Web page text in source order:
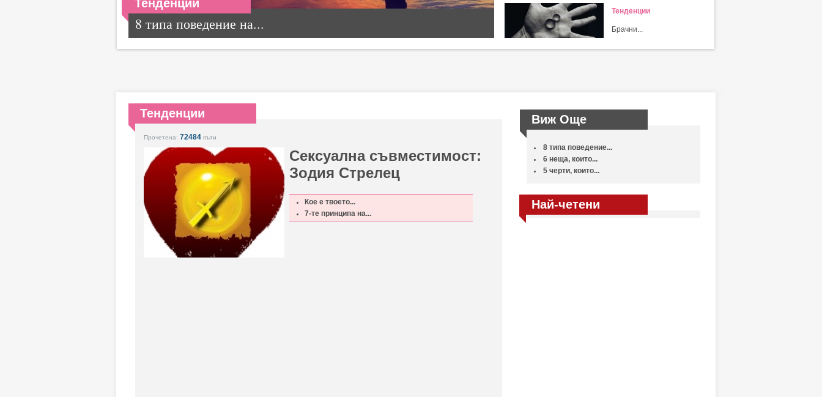
Тенденции
8 типа поведение на...
Тенденции
Брачни...
Тенденции
Прочетена: 72484пъти
Сексуална съвместимост:
Зодия Стрелец
Кое е твоето...
7-те принципа на...
Виж Още
8 типа поведение...
6 неща, които...
5 черти, които...
Най-четени